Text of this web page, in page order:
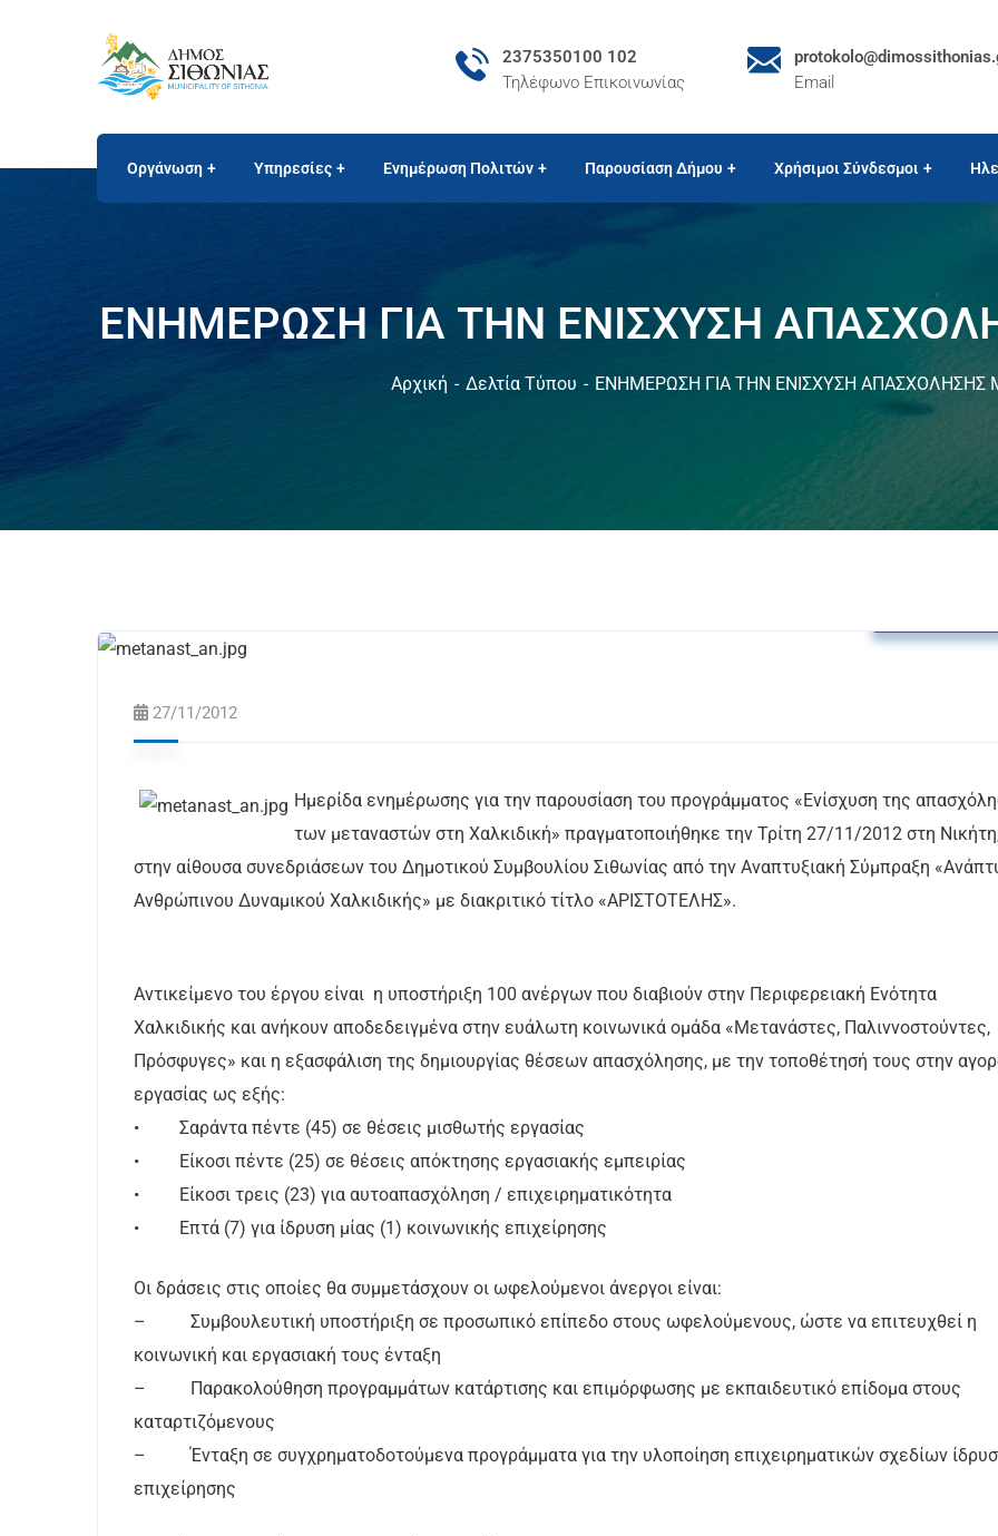
2375350100 102
Τηλέφωνο Επικοινωνίας
Email
Οργάνωση Υπηρεσίες Ενημέρωση Πολιτών Παρουσίαση Δήμου Χρήσιμοι Σύνδεσμοι
ΕΝΗΜΕΡΩΣΗ ΓΙΑ ΤΗΝ ΕΝΙΣΧΥΣΗ
Αρχική Δελτία Τύπου ΕΝΗΜΕΡΩΣΗ ΓΙΑ ΤΗΝ ΕΝΙΣΧΥΣΗ ΑΠΑΣΧΟΛΗΣΗΣ
27/11/2012
Ημερίδα ενημέρωσης για την παρουσίαση του προγράμματος «Ενίσχυση της
των μεταναστών στη Χαλκιδική» πραγματοποιήθηκε την Τρίτη 27/11/2012 στη
στην αίθουσα συνεδριάσεων του Δημοτικού Συμβουλίου Σιθωνίας από την Αναπτυξιακή Σύμπραξη
Ανθρώπινου Δυναμικού Χαλκιδικής» με διακριτικό τίτλο «ΑΡΙΣΤΟΤΕΛΗΣ».
Αντικείμενο του έργου είναι η υποστήριξη 100 ανέργων που διαβιούν στην Περιφερειακή Ενότητα
Χαλκιδικής και ανήκουν αποδεδειγμένα στην ευάλωτη κοινωνικά ομάδα «Μετανάστες, Παλιννοστούντες,
Πρόσφυγες» και η εξασφάλιση της δημιουργίας θέσεων απασχόλησης, με την τοποθέτησή τους στην
εργασίας ως εξής:
• Σαράντα πέντε (45) σε θέσεις μισθωτής εργασίας
• Είκοσι πέντε (25) σε θέσεις απόκτησης εργασιακής εμπειρίας
• Είκοσι τρεις (23) για αυτοαπασχόληση / επιχειρηματικότητα
• Επτά (7) για ίδρυση μίας (1) κοινωνικής επιχείρησης
Οι δράσεις στις οποίες θα συμμετάσχουν οι ωφελούμενοι άνεργοι είναι:
– Συμβουλευτική υποστήριξη σε προσωπικό επίπεδο στους ωφελούμενους, ώστε να επιτευχθεί η
κοινωνική και εργασιακή τους ένταξη
– Παρακολούθηση προγραμμάτων κατάρτισης και επιμόρφωσης με εκπαιδευτικό επίδομα στους
καταρτιζόμενους
– Ένταξη σε συγχρηματοδοτούμενα προγράμματα για την υλοποίηση επιχειρηματικών σχεδίων
επιχείρησης